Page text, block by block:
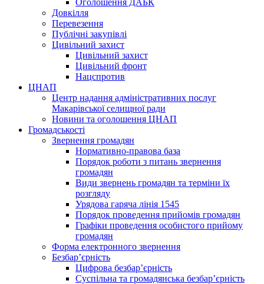
Оголошення ДАБК
Довкілля
Перевезення
Публічні закупівлі
Цивільний захист
Цивільний захист
Цивільний фронт
Нацспротив
ЦНАП
Центр надання адміністративних послуг
Макарівської селищної ради
Новини та оголошення ЦНАП
Громадськості
Звернення громадян
Нормативно-правова база
Порядок роботи з питань звернення
громадян
Види звернень громадян та терміни їх
розгляду
Урядова гаряча лінія 1545
Порядок проведення прийомів громадян
Графіки проведення особистого прийому
громадян
Форма електронного звернення
Безбар’єрність
Цифрова безбар’єрність
Суспільна та громадянська безбар’єрність